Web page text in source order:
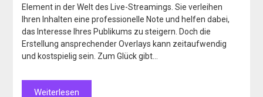
Element in der Welt des Live-Streamings. Sie verleihen
Ihren Inhalten eine professionelle Note und helfen dabei,
das Interesse Ihres Publikums zu steigern. Doch die
Erstellung ansprechender Overlays kann zeitaufwendig
und kostspielig sein. Zum Glück gibt…
Weiterlesen